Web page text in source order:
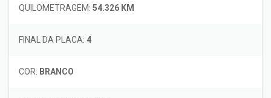
QUILOMETRAGEM: 54.326 KM
FINAL DA PLACA: 4
COR: BRANCO